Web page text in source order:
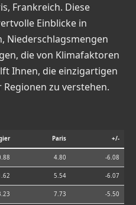
Frankreich. Diese
Einblicke in
Niederschlagsmengen
die von Klimafaktoren
Ihnen, die einzigartigen
zu verstehen.
Paris +/-
4.80 -6.08
5.54 -6.07
7.73 -5.50